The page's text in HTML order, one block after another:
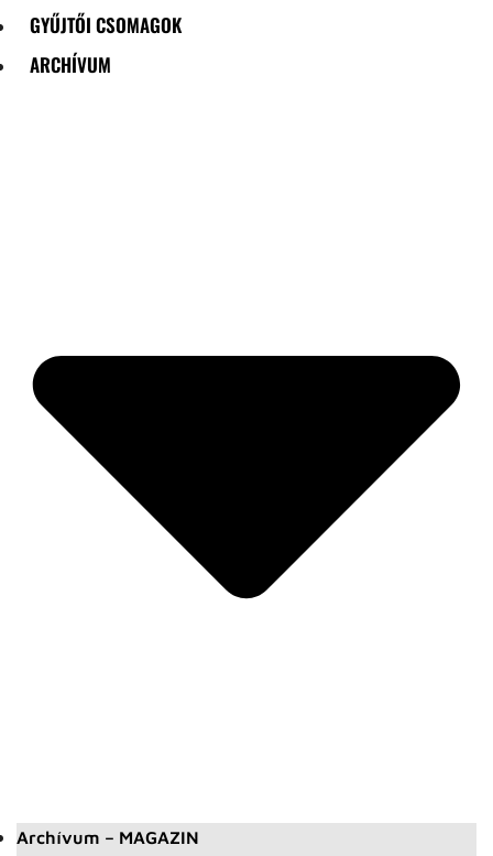
GYŰJTŐI CSOMAGOK
ARCHÍVUM
Archívum – MAGAZIN